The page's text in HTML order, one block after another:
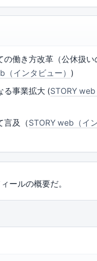
の働き方改革（公休扱い
（インタビュー） )
る事業拡大 (STORY
言及（STORY web（イ
ールの概要だ。